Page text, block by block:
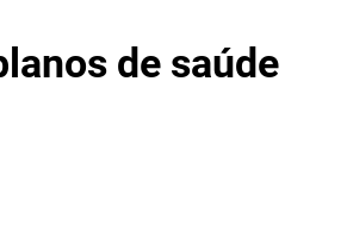
de saúde